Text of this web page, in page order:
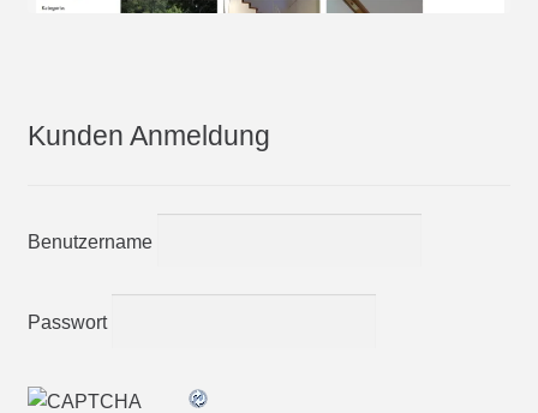
Kunden Anmeldung
Benutzername
Passwort